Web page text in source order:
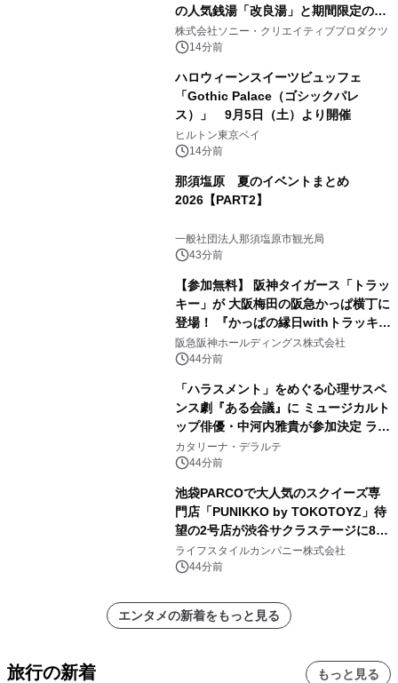
の人気銭湯「改良湯」と期間限定のコ
ラボレーション サウナイキタイコラ
ボグッズも発売決定！
株式会社ソニー・クリエイティブプロダクツ
14分前
ハロウィーンスイーツビュッフェ
「Gothic Palace（ゴシックパレ
ス）」 9月5日（土）より開催
ヒルトン東京ベイ
14分前
那須塩原 夏のイベントまとめ
2026【PART2】
一般社団法人那須塩原市観光局
43分前
【参加無料】 阪神タイガース「トラッ
キー」が 大阪梅田の阪急かっぱ横丁に
登場！ 『かっぱの縁日withトラッキ
ー』
阪急阪神ホールディングス株式会社
44分前
「ハラスメント」をめぐる心理サスペ
ンス劇『ある会議』に ミュージカルト
ップ俳優・中河内雅貴が参加決定 ラテ
ン・ジャズ界で活躍するSAYAKAが生
演奏で参加も！
カタリーナ・デラルテ
44分前
池袋PARCOで大人気のスクイーズ専
門店「PUNIKKO by TOKOTOYZ」待
望の2号店が渋谷サクラステージに8月
21日オープン！
ライフスタイルカンパニー株式会社
44分前
エンタメの新着をもっと見る
旅行の新着 もっと見る